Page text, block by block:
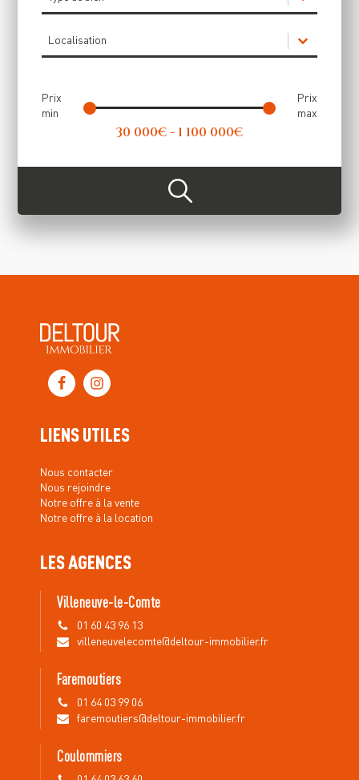
Sélectionnez le contenu
Localisation (Achat)
Sélectionnez le contenu
Sélectionnez le contenu
Prix
min
30 000€ - 1 100 000€
Prix
max
LIENS UTILES
Nous contacter
Nous rejoindre
Notre offre à la vente
Notre offre à la location
LES AGENCES
Villeneuve-le-Comte
01 60 43 96 13
villeneuvelecomte@deltour-immobilier.fr
Faremoutiers
01 64 03 99 06
faremoutiers@deltour-immobilier.fr
Coulommiers